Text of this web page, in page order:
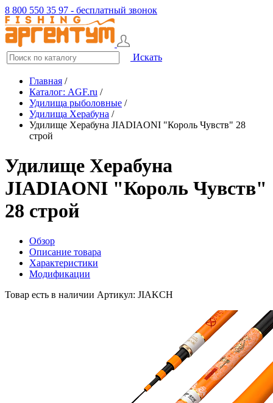
8 800 550 35 97 - бесплатный звонок
Искать
Главная /
Каталог: AGF.ru /
Удилища рыболовные /
Удилища Херабуна /
Удилище Херабуна JIADIAONI "Король Чувств" 28
строй
Удилище Херабуна
JIADIAONI "Король Чувств"
28 строй
Обзор
Описание товара
Характеристики
Модификации
Товар есть в наличии Артикул: JIAKCH